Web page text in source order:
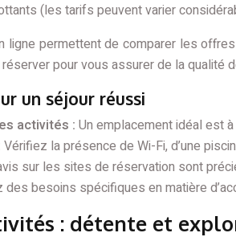
(les tarifs peuvent varier
permettent de comparer les
pour vous assurer de la qualité
un séjour réussi
activités : Un emplacement idéal est
Vérifiez la présence de Wi-Fi, d’une
sur les sites de réservation sont
des besoins spécifiques en matière
: détente et